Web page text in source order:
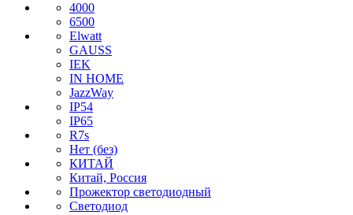
4000
6500
Elwatt
GAUSS
IEK
IN HOME
JazzWay
IP54
IP65
R7s
Нет (без)
КИТАЙ
Китай, Россия
Прожектор светодиодный
Светодиод